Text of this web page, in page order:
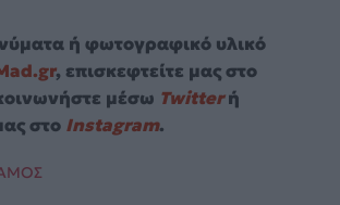
ή φωτογραφικό υλικό
, επισκεφτείτε μας στο
μέσω Twitterή
στο Instagram.